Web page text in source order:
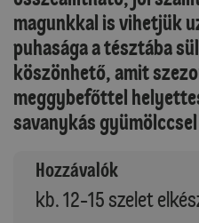
magunkkal is vihetjük
puhasága a tésztába
köszönhető, amit
meggybefőttel
savanykás
Hozzávalók
kb. 12-15 szelet